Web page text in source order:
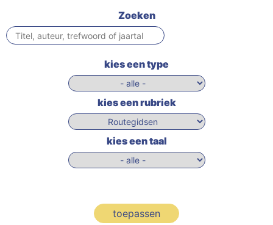
Zoeken
kies een type
kies een rubriek
kies een taal
toepassen